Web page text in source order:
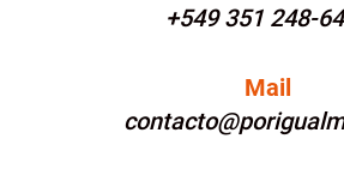
+549 351 248-
Mail